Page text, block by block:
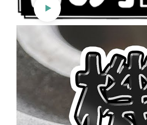
Lab.】〈エンジニア
械設計の基本